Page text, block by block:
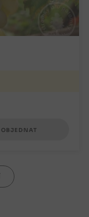
OBJEDNAT